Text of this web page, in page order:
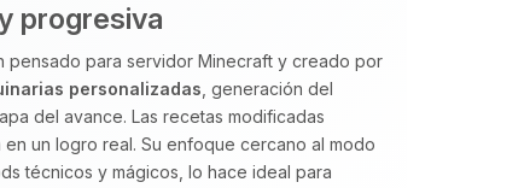
progresiva
pensado para servidor Minecraft y creado por
personalizadas , generación del
del avance. Las recetas modificadas
un logro real. Su enfoque cercano al modo
técnicos y mágicos, lo hace ideal para